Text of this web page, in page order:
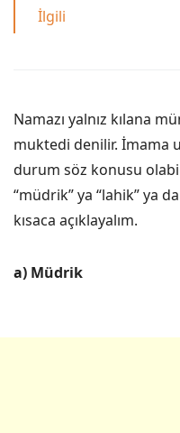
İlgili
Namazı yalnız kılana
muktedi denilir. İmama
durum söz konusu
“müdrik” ya “lahik” ya
kısaca açıklayalım.
a) Müdrik